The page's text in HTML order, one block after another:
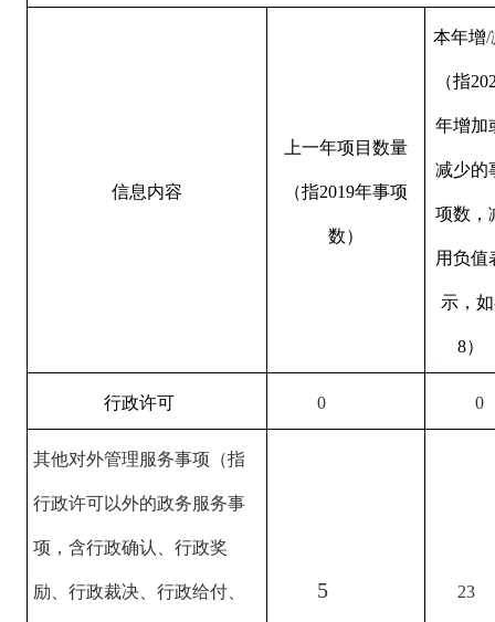
信息内容
上一年项目数量
（指2019年事项
数）
本年增/
（指
年增加
减少的
项数，
用负值
示，
8）
行政许可 0 0
其他对外管理服务事项（指
行政许可以外的政务服务事
项，含行政确认、行政奖
励、行政裁决、行政给付、 5 23